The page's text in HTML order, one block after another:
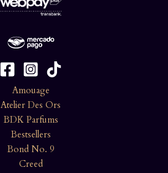
Amouage
Atelier Des Ors
BDK Parfums
Bestsellers
Bond No. 9
Creed